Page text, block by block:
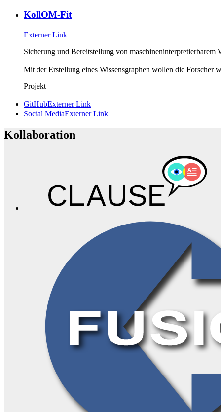
KollOM-Fit
Externer Link
Sicherung und Bereitstellung von maschineninterpretierbarem
Mit der Erstellung eines Wissensgraphen wollen die Forscher
Projekt
GitHubExterner Link
Social MediaExterner Link
Kollaboration